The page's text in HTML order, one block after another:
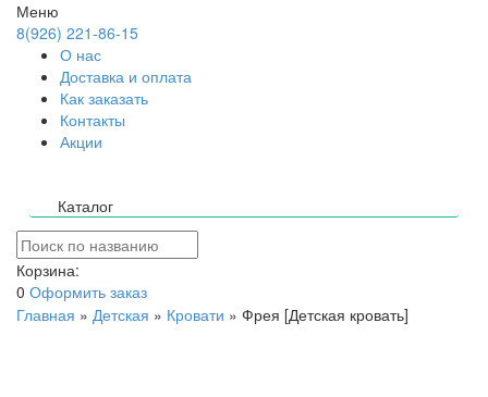
Меню
8(926) 221-86-15
О нас
Доставка и оплата
Как заказать
Контакты
Акции
Каталог
Корзина:
0 Оформить заказ
Главная » Детская » Кровати » Фрея [Детская кровать]